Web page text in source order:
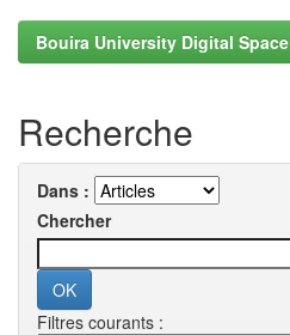
Bouira University Digital Space
Recherche
Dans :
Chercher
Filtres courants :